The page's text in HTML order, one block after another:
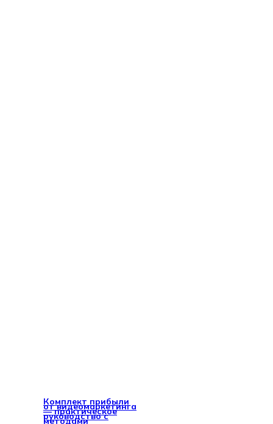
Комплект прибыли
от видеомаркетинга
— практическое
руководство с
методами